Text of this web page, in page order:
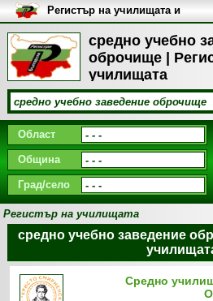
средно учебно
оброчище |
училищата
Регистър на училищата и
университетите в България
Област
Община
Град/село
Регистър на училищата
средно учебно заведение
Средно